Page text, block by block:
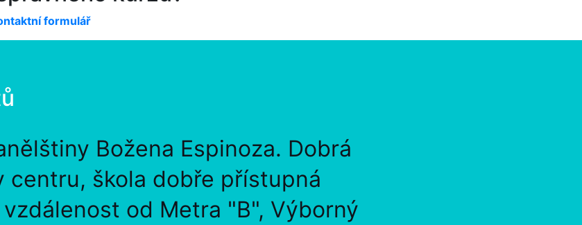
formulář
Božena Espinoza. Dobrá
centru, škola dobře přístupná
od Metra "B", Výborný